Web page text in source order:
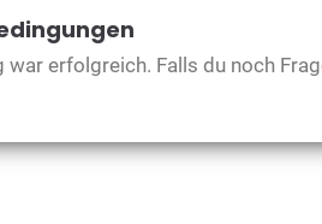
war erfolgreich. Falls du noch